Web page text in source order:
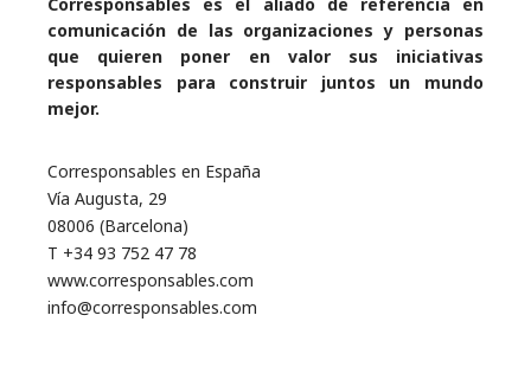
comunicación de las organizaciones y personas
que quieren poner en valor sus iniciativas
responsables para construir juntos un mundo
mejor.
Corresponsables en España
Vía Augusta, 29
08006 (Barcelona)
T +34 93 752 47 78
www.corresponsables.com
info@corresponsables.com